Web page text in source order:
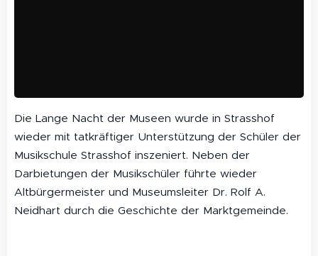
Die Lange Nacht der Museen wurde in Strasshof
wieder mit tatkräftiger Unterstützung der Schüler der
Musikschule Strasshof inszeniert. Neben der
Darbietungen der Musikschüler führte wieder
Altbürgermeister und Museumsleiter Dr. Rolf A.
Neidhart durch die Geschichte der Marktgemeinde.